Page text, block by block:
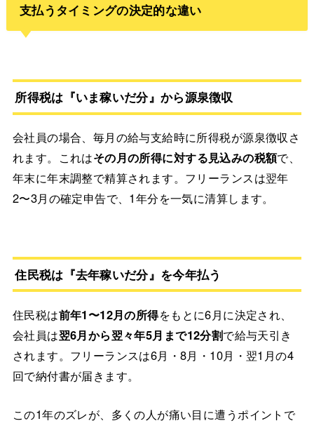
支払うタイミングの決定的な違い
所得税は『いま稼いだ分』から源泉徴収
会社員の場合、毎月の給与支給時に所得税が源泉徴収さ
れます。これはその月の所得に対する見込みの税額で、
年末に年末調整で精算されます。フリーランスは翌年
2〜3月の確定申告で、1年分を一気に清算します。
住民税は『去年稼いだ分』を今年払う
住民税は前年1〜12月の所得をもとに6月に決定され、
会社員は翌6月から翌々年5月まで12分割で給与天引き
されます。フリーランスは6月・8月・10月・翌1月の4
回で納付書が届きます。
この1年のズレが、多くの人が痛い目に遭うポイントで